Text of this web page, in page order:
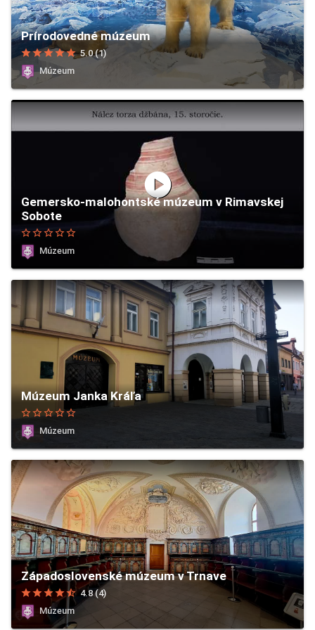
Prírodovedné múzeum
starstarstarstarstar 5.0 (1)
Múzeum
play_circle
Gemersko-malohontské múzeum v Rimavskej
Sobote
star_borderstar_borderstar_borderstar_borderstar_border
Múzeum
Múzeum Janka Kráľa
star_borderstar_borderstar_borderstar_borderstar_border
Múzeum
Západoslovenské múzeum v Trnave
starstarstarstarstar_half 4.8 (4)
Múzeum